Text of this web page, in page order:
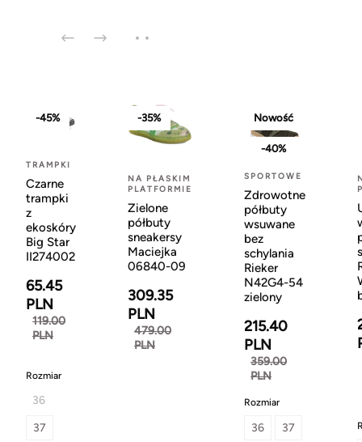
-45%
TRAMPKI
Czarne
trampki
z
ekoskóry
Big Star
II274002
65.45
PLN
119.00
PLN
Rozmiar
36
37
-35%
NA PŁASKIM
PLATFORMIE
Zielone
półbuty
sneakersy
Maciejka
06840-09
309.35
PLN
479.00
PLN
Nowość
-40%
SPORTOWE
Zdrowotne
półbuty
wsuwane
bez
schylania
Rieker
N42G4-54
zielony
215.40
PLN
359.00
PLN
Rozmiar
36
37